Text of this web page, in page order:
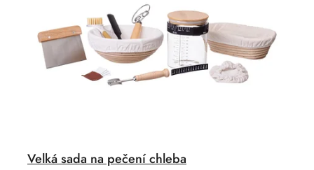
Velká sada na pečení chleba